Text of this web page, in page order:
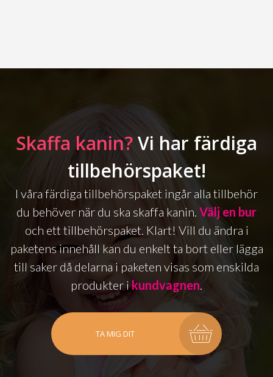
Skaffa kanin?Vi har färdiga
tillbehörspaket!
I våra färdiga tillbehörspaket ingår alla tillbehör
du behöver när du ska skaffa kanin. Välj en bur
och ett tillbehörspaket. Klart! Vill du ändra i
paketens innehåll kan du enkelt ta bort eller lägga
till saker då delarna i paketen visas som enskilda
produkter ikundvagnen.
TA MIG DIT